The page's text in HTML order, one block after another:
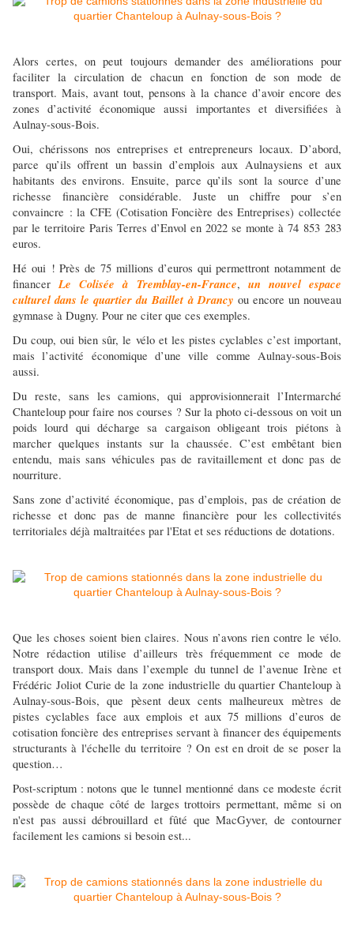
Alors certes, on peut toujours demander des améliorations pour
faciliter la circulation de chacun en fonction de son mode de
transport. Mais, avant tout, pensons à la chance d’avoir encore des
zones d’activité économique aussi importantes et diversifiées à
Aulnay-sous-Bois.
Oui, chérissons nos entreprises et entrepreneurs locaux. D’abord,
parce qu’ils offrent un bassin d’emplois aux Aulnaysiens et aux
habitants des environs. Ensuite, parce qu’ils sont la source d’une
richesse financière considérable. Juste un chiffre pour s’en
convaincre : la CFE (Cotisation Foncière des Entreprises) collectée
par le territoire Paris Terres d’Envol en 2022 se monte à 74 853 283
euros.
Hé oui ! Près de 75 millions d’euros qui permettront notamment de
financerLe Colisée à Tremblay-en-France, un nouvel espace
culturel dans le quartier du Baillet à Drancy ou encore un nouveau
gymnase à Dugny. Pour ne citer que ces exemples.
Du coup, oui bien sûr, le vélo et les pistes cyclables c’est important,
mais l’activité économique d’une ville comme Aulnay-sous-Bois
aussi.
Du reste, sans les camions, qui approvisionnerait l’Intermarché
Chanteloup pour faire nos courses ? Sur la photo ci-dessous on voit un
poids lourd qui décharge sa cargaison obligeant trois piétons à
marcher quelques instants sur la chaussée. C’est embêtant bien
entendu, mais sans véhicules pas de ravitaillement et donc pas de
nourriture.
Sans zone d’activité économique, pas d’emplois, pas de création de
richesse et donc pas de manne financière pour les collectivités
territoriales déjà maltraitées par l'Etat et ses réductions de dotations.
Que les choses soient bien claires. Nous n’avons rien contre le vélo.
Notre rédaction utilise d’ailleurs très fréquemment ce mode de
transport doux. Mais dans l’exemple du tunnel de l’avenue Irène et
Frédéric Joliot Curie de la zone industrielle du quartier Chanteloup à
Aulnay-sous-Bois, que pèsent deux cents malheureux mètres de
pistes cyclables face aux emplois et aux 75 millions d’euros de
cotisation foncière des entreprises servant à financer des équipements
structurants à l'échelle du territoire ? On est en droit de se poser la
question…
Post-scriptum : notons que le tunnel mentionné dans ce modeste écrit
possède de chaque côté de larges trottoirs permettant, même si on
n'est pas aussi débrouillard et fûté que MacGyver, de contourner
facilement les camions si besoin est...